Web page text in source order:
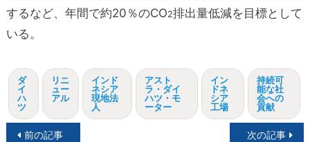
するなど、年間で約20％のCO2排出量低減を目標として
いる。
ダ
イ
ハ
ツ
リニ
ュー
アル
インド
ネシア
現地法
人
アスト
ラ・ダイ
ハツ・モ
ーター
イン
ドネ
シア
工場
持続可
能な社
会への
貢献
投前の記事 次の記事